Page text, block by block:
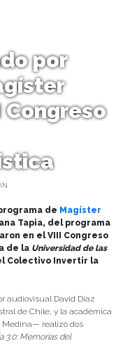
por
de Magíster
Tapia, del programa
en el VIII Congreso
de la Universidad de las
Colectivo Invertir la
audiovisual David Díaz
de Chile, y la académica
Medina— realizó dos
3.0: Memorias del